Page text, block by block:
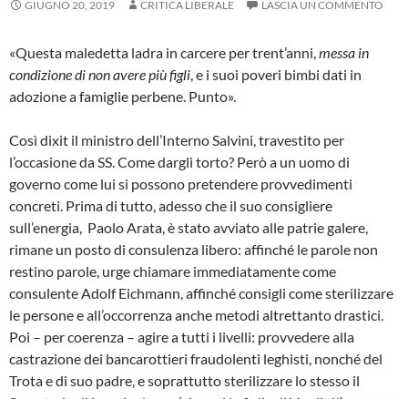
GIUGNO 20, 2019 CRITICA LIBERALE LASCIA UN COMMENTO
«Questa maledetta ladra in carcere per trent’anni, messa in
condizione di non avere più figli , e i suoi poveri bimbi dati in
adozione a famiglie perbene. Punto».
Così dixit il ministro dell’Interno Salvini, travestito per
l’occasione da SS. Come dargli torto? Però a un uomo di
governo come lui si possono pretendere provvedimenti
concreti. Prima di tutto, adesso che il suo consigliere
sull’energia, Paolo Arata, è stato avviato alle patrie galere,
rimane un posto di consulenza libero: affinché le parole non
restino parole, urge chiamare immediatamente come
consulente Adolf Eichmann, affinché consigli come sterilizzare
le persone e all’occorrenza anche metodi altrettanto drastici.
Poi – per coerenza – agire a tutti i livelli: provvedere alla
castrazione dei bancarottieri fraudolenti leghisti, nonché del
Trota e di suo padre, e soprattutto sterilizzare lo stesso il